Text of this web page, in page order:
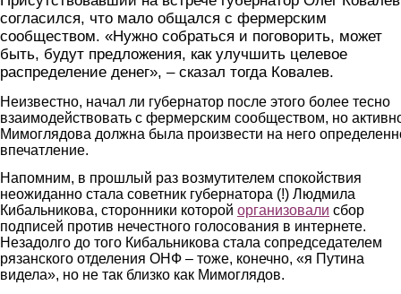
согласился, что мало общался с фермерским
сообществом. «Нужно собраться и поговорить, может
быть, будут предложения, как улучшить целевое
распределение денег», – сказал тогда Ковалев.
Неизвестно, начал ли губернатор после этого более тесно
взаимодействовать с фермерским сообществом, но
Мимоглядова должна была произвести на него
впечатление.
Напомним, в прошлый раз возмутителем спокойствия
неожиданно стала советник губернатора (!) Людмила
Кибальникова, сторонники которой организовали сбор
подписей против нечестного голосования в интернете.
Незадолго до того Кибальникова стала сопредседателем
рязанского отделения ОНФ – тоже, конечно, «я Путина
видела», но не так близко как Мимоглядов.